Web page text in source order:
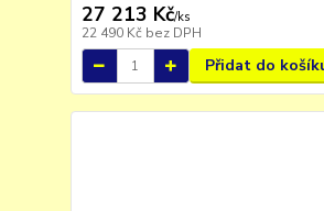
27 213 Kč/ks
22 490 Kč bez DPH
Přidat do